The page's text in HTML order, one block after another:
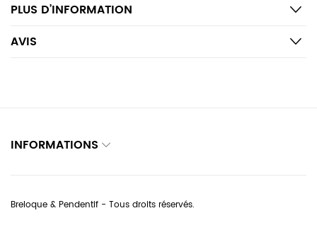
PLUS D’INFORMATION
AVIS
INFORMATIONS
Breloque & Pendentif - Tous droits réservés.